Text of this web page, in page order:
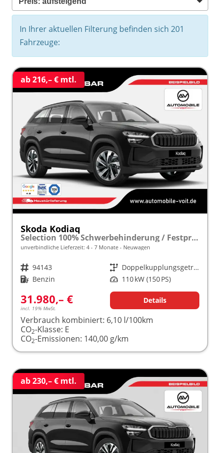
In Ihrer aktuellen Filterung befinden sich 201
Fahrzeuge:
ab 216,– € mtl.
Skoda Kodiaq
Selection 100% Schwerbehinderung / Festpreisgarantie* Modelljahr 1.5 TSI Mild-Hybrid 150PS DSG "Sonderangebot bei Schwerbehinderung" frei konfigurierbar!
unverbindliche Lieferzeit: 4 - 7 Monate Neuwagen
Fahrzeugnr. 94143 Getriebe
Doppelkupplungsgetriebe (DSG)
Kraftstoff Benzin Leistung 110 kW (150 PS)
31.980,– €
incl. 19% MwSt.
Details
Verbrauch kombiniert: 6,10 l/100km
CO2-Klasse: E
CO2-Emissionen: 140,00 g/km
ab 230,– € mtl.